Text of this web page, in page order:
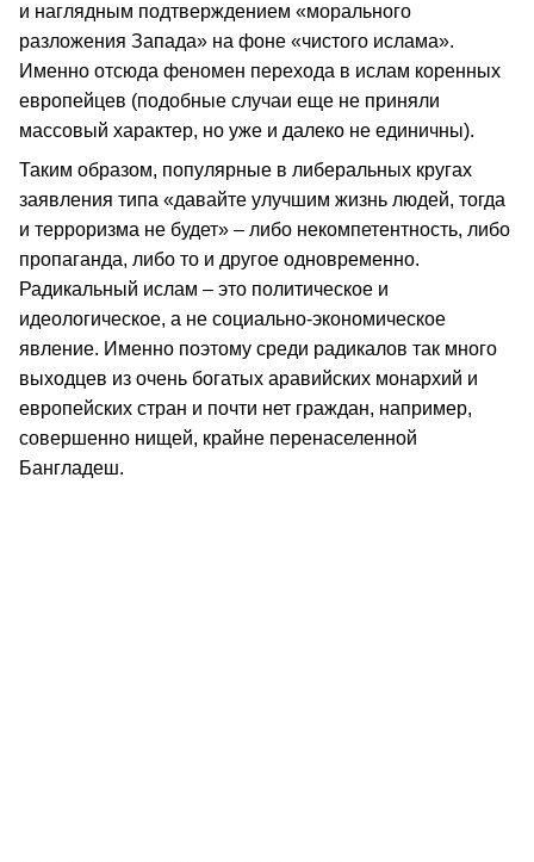
и наглядным подтверждением «морального
разложения Запада» на фоне «чистого ислама».
Именно отсюда феномен перехода в ислам коренных
европейцев (подобные случаи еще не приняли
массовый характер, но уже и далеко не единичны).
Таким образом, популярные в либеральных кругах
заявления типа «давайте улучшим жизнь людей, тогда
и терроризма не будет» – либо некомпетентность, либо
пропаганда, либо то и другое одновременно.
Радикальный ислам – это политическое и
идеологическое, а не социально-экономическое
явление. Именно поэтому среди радикалов так много
выходцев из очень богатых аравийских монархий и
европейских стран и почти нет граждан, например,
совершенно нищей, крайне перенаселенной
Бангладеш.